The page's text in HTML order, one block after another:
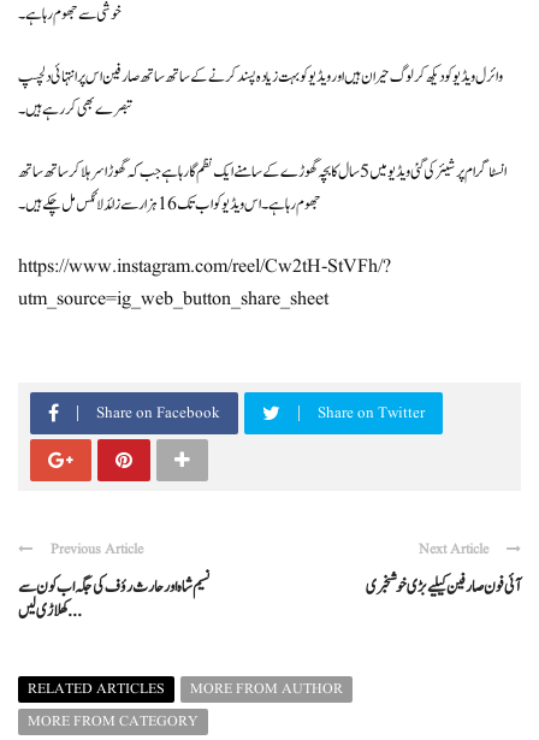
خوشی سے جھوم رہا ہے۔
وائرل ویڈیو کو دیکھ کر لوگ حیران ہیں اور ویڈیو کو بہت زیادہ پسند کرنے کے ساتھ ساتھ صارفین اس پر انتہائی دلچسپ
تبصرے بھی کررہے ہیں۔
انسٹاگرام پر شیئر کی گئی ویڈیو میں 5 سال کا بچہ گھوڑے کے سامنے ایک نظم گا رہا ہے جب کہ گھوڑا سر ہلا کر ساتھ ساتھ
جھوم رہا ہے۔ اس ویڈیو کو اب تک 16 ہزار سے زائد لائکس مل چکے ہیں۔
https://www.instagram.com/reel/Cw2tH-StVFh/?
utm_source=ig_web_button_share_sheet
Share on Facebook Share on Twitter
Previous Article
نسیم شاہ اور حارث رؤف کی جگہ اب کون سے
کھلاڑی لیں ...
Next Article
آئی فون صارفین کیلیے بڑی خوشخبری
RELATED ARTICLES
MORE FROM AUTHOR
MORE FROM CATEGORY